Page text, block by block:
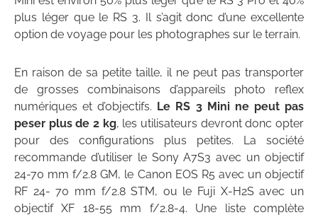
plus léger que le RS 3. Il s’agit donc d’une excellente
option de voyage pour les photographes sur le terrain.
En raison de sa petite taille, il ne peut pas transporter
de grosses combinaisons d’appareils photo reflex
numériques et d’objectifs. Le RS 3 Mini ne peut pas
peser plus de 2 kg, les utilisateurs devront donc opter
pour des configurations plus petites. La société
recommande d’utiliser le Sony A7S3 avec un objectif
24-70 mm f/2.8 GM, le Canon EOS R5 avec un objectif
RF 24- 70 mm f/2.8 STM, ou le Fuji X-H2S avec un
objectif XF 18-55 mm f/2.8-4. Une liste complète